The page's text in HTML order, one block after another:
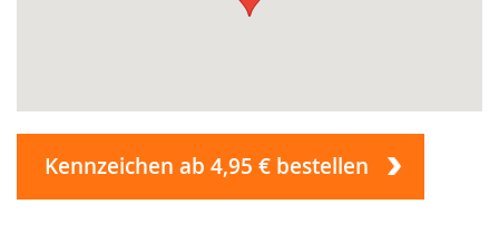
Kennzeichen ab 4,95 € bestellen